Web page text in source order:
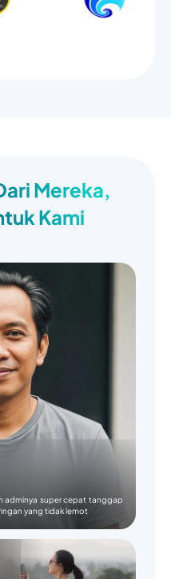
Mereka,
Kami
adminya super cepat tanggap
yang tidak lemot